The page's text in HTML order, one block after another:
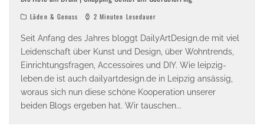
Läden & Genuss 2 Minuten Lesedauer
Seit Anfang des Jahres bloggt DailyArtDesign.de mit viel
Leidenschaft über Kunst und Design, über Wohntrends,
Einrichtungsfragen, Accessoires und DIY. Wie leipzig-
leben.de ist auch dailyartdesign.de in Leipzig ansässig,
woraus sich nun diese schöne Kooperation unserer
beiden Blogs ergeben hat. Wir tauschen...